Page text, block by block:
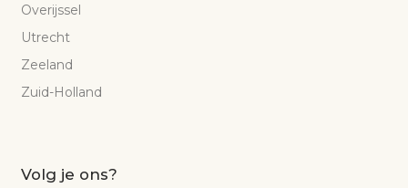
Overijssel
Utrecht
Zeeland
Zuid-Holland
Volg je ons?